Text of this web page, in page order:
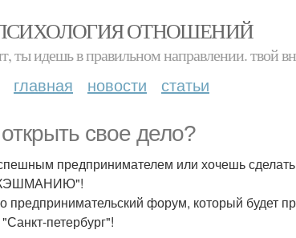
ОТНОШЕНИЙ
ты идешь в правильном направлении. твой
главная новости статьи
свое дело?
предпринимателем или хочешь
"КЭШМАНИЮ"!
предпринимательский форум, который будет
петербург"!